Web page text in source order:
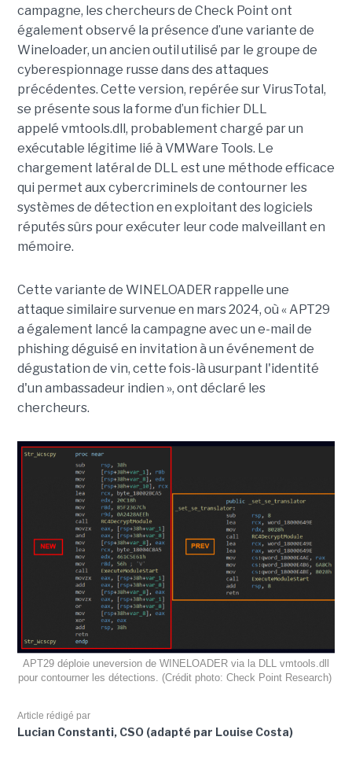
campagne, les chercheurs de Check Point ont
également observé la présence d’une variante de
Wineloader, un ancien outil utilisé par le groupe de
cyberespionnage russe dans des attaques
précédentes. Cette version, repérée sur VirusTotal,
se présente sous la forme d’un fichier DLL
appelé vmtools.dll, probablement chargé par un
exécutable légitime lié à VMWare Tools. Le
chargement latéral de DLL est une méthode efficace
qui permet aux cybercriminels de contourner les
systèmes de détection en exploitant des logiciels
réputés sûrs pour exécuter leur code malveillant en
mémoire.
Cette variante de WINELOADER rappelle une
attaque similaire survenue en mars 2024, où « APT29
a également lancé la campagne avec un e-mail de
phishing déguisé en invitation à un événement de
dégustation de vin, cette fois-là usurpant l'identité
d'un ambassadeur indien », ont déclaré les
chercheurs.
APT29 déploie uneversion de WINELOADER via la DLL vmtools.dll
pour contourner les détections. (Crédit photo: Check Point Research)
Article rédigé par
Lucian Constanti, CSO (adapté par Louise Costa)